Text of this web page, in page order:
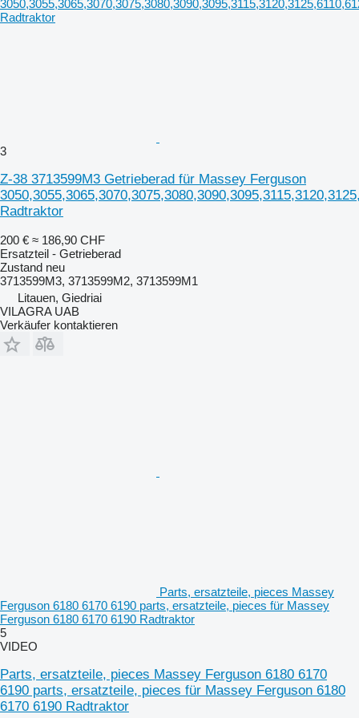
3
Z-38 3713599M3 Getrieberad für Massey Ferguson
Radtraktor
200 € ≈ 186,90 CHF
Ersatzteil - Getrieberad
Zustand neu
3713599M3, 3713599M2, 3713599M1
Litauen, Giedriai
VILAGRA UAB
Verkäufer kontaktieren
Parts, ersatzteile, pieces Massey
Ferguson 6180 6170 6190 parts, ersatzteile, pieces für Massey
Ferguson 6180 6170 6190 Radtraktor
5
VIDEO
Parts, ersatzteile, pieces Massey Ferguson 6180 6170
6190 parts, ersatzteile, pieces für Massey Ferguson 6180
6170 6190 Radtraktor